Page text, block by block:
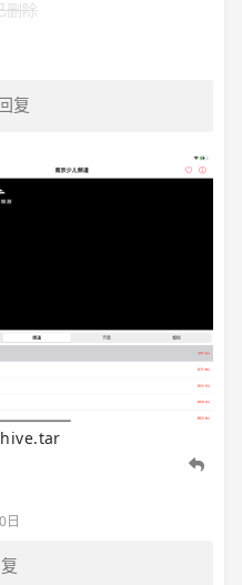
删除
复
日